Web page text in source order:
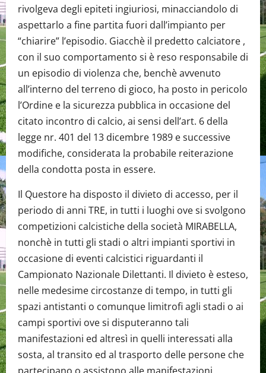
rivolgeva degli epiteti ingiuriosi, minacciandolo di
aspettarlo a fine partita fuori dall’impianto per
“chiarire” l’episodio. Giacchè il predetto calciatore ,
con il suo comportamento si è reso responsabile di
un episodio di violenza che, benchè avvenuto
all’interno del terreno di gioco, ha posto in pericolo
l’Ordine e la sicurezza pubblica in occasione del
citato incontro di calcio, ai sensi dell’art. 6 della
legge nr. 401 del 13 dicembre 1989 e successive
modifiche, considerata la probabile reiterazione
della condotta posta in essere.
Il Questore ha disposto il divieto di accesso, per il
periodo di anni TRE, in tutti i luoghi ove si svolgono
competizioni calcistiche della società MIRABELLA,
nonchè in tutti gli stadi o altri impianti sportivi in
occasione di eventi calcistici riguardanti il
Campionato Nazionale Dilettanti. Il divieto è esteso,
nelle medesime circostanze di tempo, in tutti gli
spazi antistanti o comunque limitrofi agli stadi o ai
campi sportivi ove si disputeranno tali
manifestazioni ed altresì in quelli interessati alla
sosta, al transito ed al trasporto delle persone che